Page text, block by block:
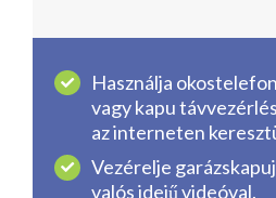
Használja
vagy kapu
az interneten
Vezérelje
valós idejű videóval.